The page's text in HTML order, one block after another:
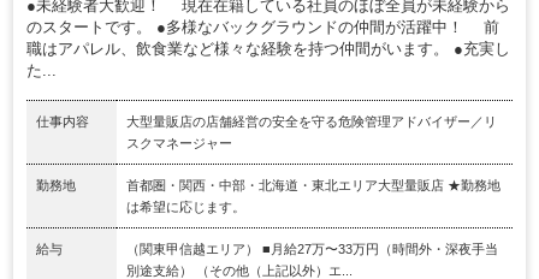
●未経験者大歓迎！ 現在在籍している社員のほぼ全員が未経験から
のスタートです。 ●多様なバックグラウンドの仲間が活躍中！ 前
職はアパレル、飲食業など様々な経験を持つ仲間がいます。 ●充実し
た...
仕事内容
大型量販店の店舗経営の安全を守る危険管理アドバイザー／リ
スクマネージャー
勤務地
首都圏・関西・中部・北海道・東北エリア大型量販店 ★勤務地
は希望に応じます。
給与
（関東甲信越エリア） ■月給27万〜33万円（時間外・深夜手当
別途支給） （その他（上記以外）エ...